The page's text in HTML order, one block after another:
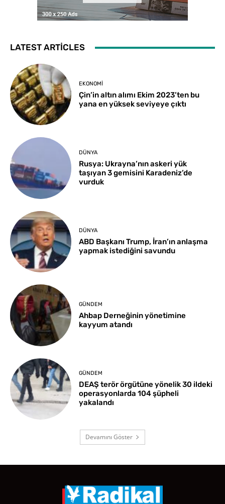
LATEST ARTICLES
EKONOMI
Çin’in altın alımı Ekim 2023’ten bu
yana en yüksek seviyeye çıktı
DÜNYA
Rusya: Ukrayna’nın askeri yük
taşıyan 3 gemisini Karadeniz’de
vurduk
DÜNYA
ABD Başkanı Trump, İran’ın anlaşma
yapmak istediğini savundu
GÜNDEM
Ahbap Derneğinin yönetimine
kayyum atandı
GÜNDEM
DEAŞ terör örgütüne yönelik 30 ildeki
operasyonlarda 104 şüpheli
yakalandı
Devamını Göster